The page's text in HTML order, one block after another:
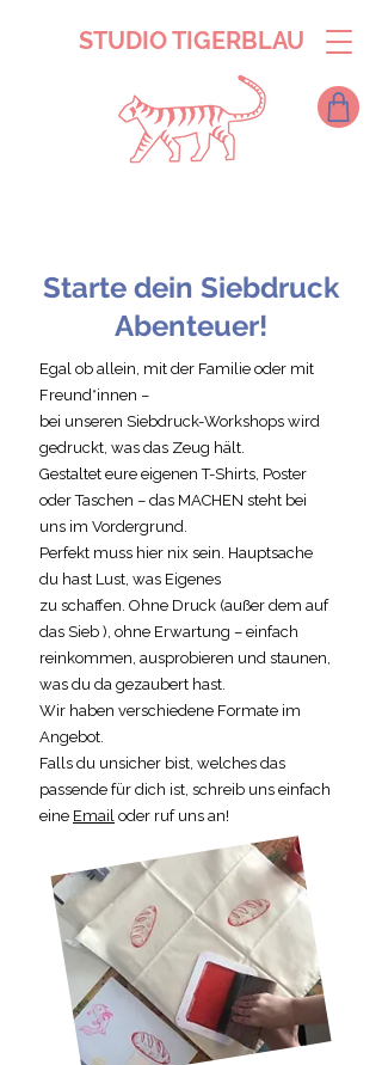
STUDIO TIGERBLAU
Starte dein Siebdruck
Abenteuer!
Egal ob allein, mit der Familie oder mit
Freund*innen –
bei unseren Siebdruck-Workshops wird
gedruckt, was das Zeug hält.
Gestaltet eure eigenen T-Shirts, Poster
oder Taschen – das MACHEN steht bei
uns im Vordergrund.
Perfekt muss hier nix sein. Hauptsache
du hast Lust, was Eigenes
zu schaffen. Ohne Druck (außer dem auf
das Sieb ), ohne Erwartung – einfach
reinkommen, ausprobieren und staunen,
was du da gezaubert hast.
Wir haben verschiedene Formate im
Angebot.
Falls du unsicher bist, welches das
passende für dich ist, schreib uns einfach
eine Email oder ruf uns an!